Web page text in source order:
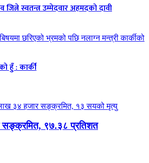
स्वतन्त्र उम्मेदवार अहमदको दावी
हुँ : कार्की
सङ्क्रमित, ९७.३८ प्रतिशत